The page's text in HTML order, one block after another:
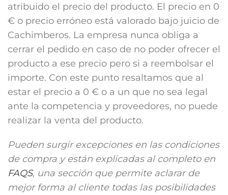
atribuido el precio del producto. El precio en 0
€ o precio erróneo está valorado bajo juicio de
Cachimberos. La empresa nunca obliga a
cerrar el pedido en caso de no poder ofrecer el
producto a ese precio pero si a reembolsar el
importe. Con este punto resaltamos que al
estar el precio a 0 € o a un que no sea legal
ante la competencia y proveedores, no puede
realizar la venta del producto.
Pueden surgir excepciones en las condiciones
de compra y están explicadas al completo en
FAQS, una sección que permite aclarar de
mejor forma al cliente todas las posibilidades